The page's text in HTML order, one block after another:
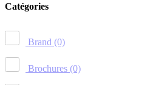
Catégories
Brand (0)
Brochures (0)